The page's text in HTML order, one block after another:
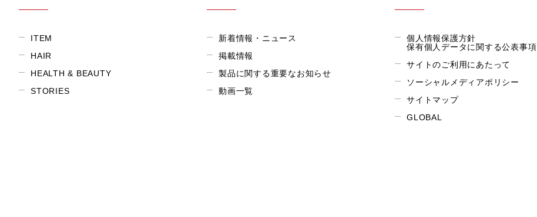
ITEM
HAIR
HEALTH & BEAUTY
STORIES
新着情報・ニュース
掲載情報
製品に関する重要なお知らせ
動画一覧
個人情報保護方針
保有個人データに関する公表事項
サイトのご利用にあたって
ソーシャルメディアポリシー
サイトマップ
GLOBAL